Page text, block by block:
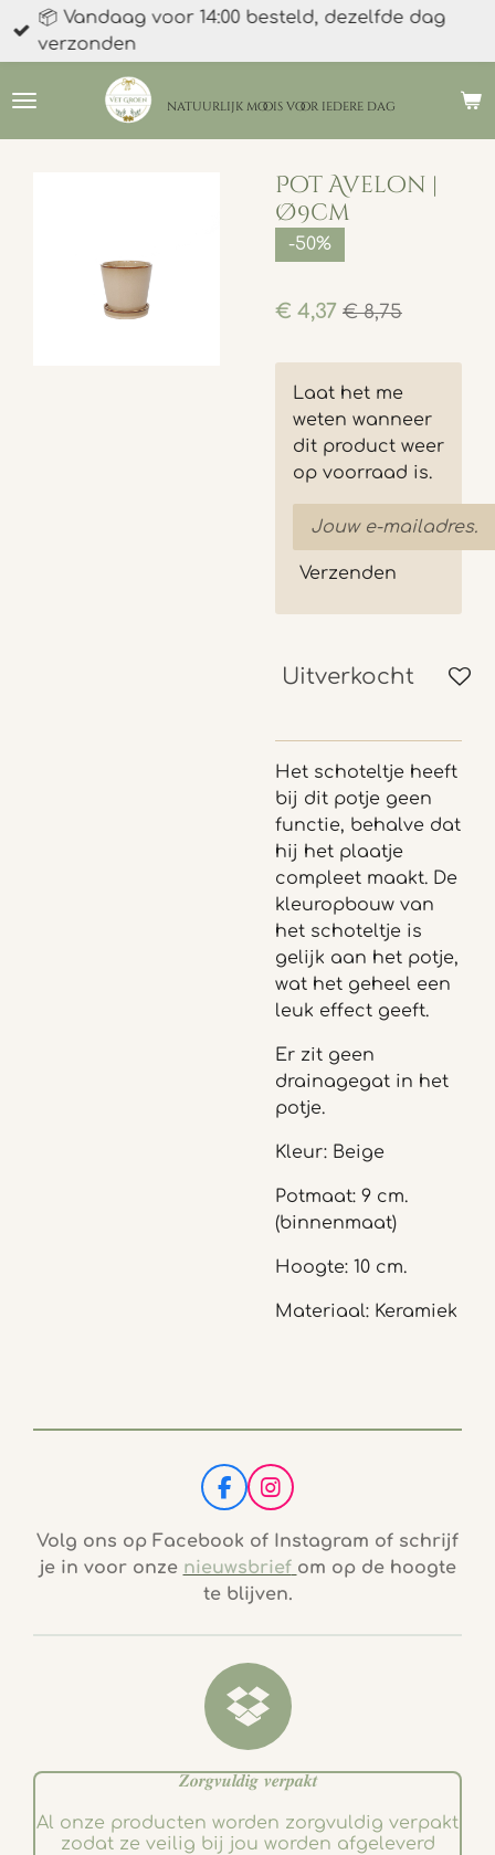
Ga
direct
de
natuurlijk moois voor iedere dag
📦 Vandaag voor 14:00 besteld, dezelfde dag
verzonden
Pot Avelon |
Ø9cm
-50%
€ 4,37 € 8,75
Laat het me
weten wanneer
dit product weer
op voorraad is.
Verzenden
Uitverkocht
Het schoteltje heeft
bij dit potje geen
functie, behalve dat
hij het plaatje
compleet maakt. De
kleuropbouw van
het schoteltje is
gelijk aan het potje,
wat het geheel een
leuk effect geeft.
Er zit geen
drainagegat in het
potje.
Kleur: Beige
Potmaat: 9 cm.
(binnenmaat)
Hoogte: 10 cm.
Materiaal: Keramiek
F
a
c
b
o
k
I
n
s
t
a
g
a
Volg ons op Facebook of Instagram of schrijf
je in voor onze nieuwsbrief om op de hoogte
te blijven.
𝒁𝒐𝒓𝒈𝒗𝒖𝒍𝒅𝒊𝒈 𝒗𝒆𝒓𝒑𝒂𝒌𝒕
Al onze producten worden zorgvuldig verpakt
zodat ze veilig bij jou worden afgeleverd